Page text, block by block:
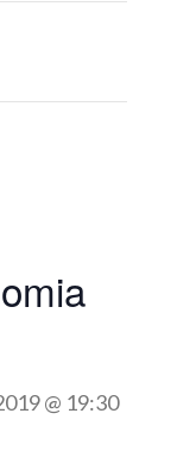
@ 19:30